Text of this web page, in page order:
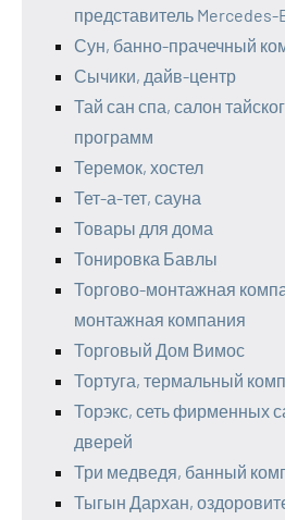
представитель Mercedes-
Сун, банно-прачечный
Сычики, дайв-центр
Тай сан спа, салон
программ
Теремок, хостел
Тет-а-тет, сауна
Товары для дома
Тонировка Бавлы
Торгово-монтажная
монтажная компания
Торговый Дом Вимос
Тортуга, термальный
Торэкс, сеть фирменных
дверей
Три медведя, банный
Тыгын Дархан,